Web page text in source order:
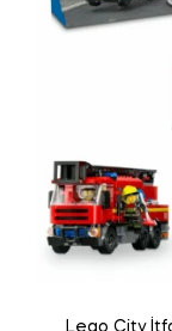
Lego City